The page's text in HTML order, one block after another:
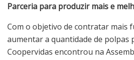
Parceria para produzir mais e
Com o objetivo de contratar mais
aumentar a quantidade de polpas
Coopervidas encontrou na